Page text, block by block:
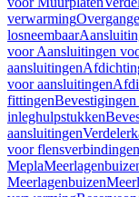
verwarming
losneembaar
voor Aansluitingen
aansluitingen
voor aansluitingen
fittingen
inleghulpstukken
aansluitingen
voor flensverbindingen
Mepla
Meerlagenbuizen